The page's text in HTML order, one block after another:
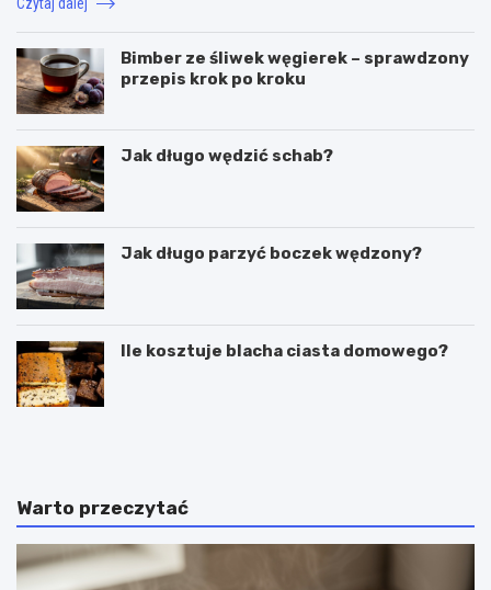
Bimber ze śliwek węgierek – sprawdzony
przepis krok po kroku
Jak długo wędzić schab?
Jak długo parzyć boczek wędzony?
Ile kosztuje blacha ciasta domowego?
C
l
a
r
e
P
r
k
i
d
Warto przeczytać